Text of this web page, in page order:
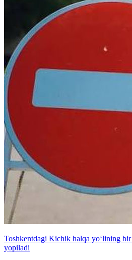
Toshkentdagi Kichik halqa yo‘lining
yopiladi